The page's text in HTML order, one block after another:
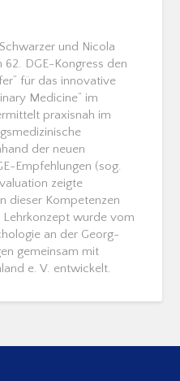
und Nicola
DGE-Kongress den
für das innovative
Medicine“ im
praxisnah im
der neuen
Empfehlungen (sog.
zeigte
dieser Kompetenzen
Lehrkonzept wurde vom
an der Georg-
gemeinsam mit
e. V. entwickelt.